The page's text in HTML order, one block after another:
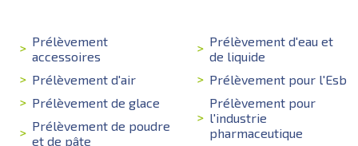
Prélèvement
accessoires
Prélèvement d'air
Prélèvement de glace
Prélèvement de poudre
et de pâte
Prélèvement d'eau et
de liquide
Prélèvement pour l'Esb
Prélèvement pour
l'industrie
pharmaceutique